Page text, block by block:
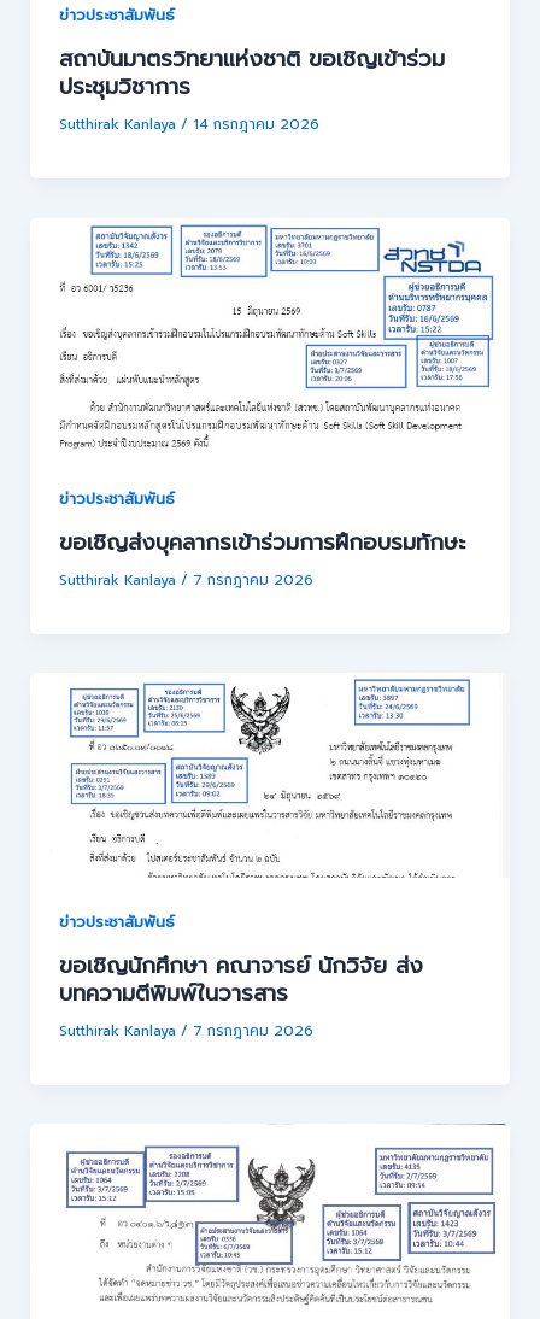
ข่าวประชาสัมพันธ์
สถาบันมาตรวิทยาแห่งชาติ ขอเชิญเข้าร่วม
ประชุมวิชาการ
Sutthirak Kanlaya / 14 กรกฎาคม 2026
ข่าวประชาสัมพันธ์
ขอเชิญส่งบุคลากรเข้าร่วมการฝึกอบรมทักษะ
Sutthirak Kanlaya / 7 กรกฎาคม 2026
ข่าวประชาสัมพันธ์
ขอเชิญนักศึกษา คณาจารย์ นักวิจัย ส่ง
บทความตีพิมพ์ในวารสาร
Sutthirak Kanlaya / 7 กรกฎาคม 2026